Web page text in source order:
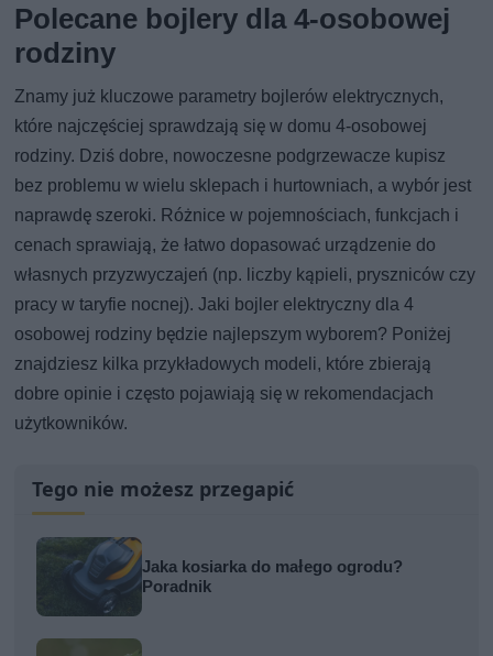
Polecane bojlery dla 4-osobowej
rodziny
Znamy już kluczowe parametry bojlerów elektrycznych,
które najczęściej sprawdzają się w domu 4‑osobowej
rodziny. Dziś dobre, nowoczesne podgrzewacze kupisz
bez problemu w wielu sklepach i hurtowniach, a wybór jest
naprawdę szeroki. Różnice w pojemnościach, funkcjach i
cenach sprawiają, że łatwo dopasować urządzenie do
własnych przyzwyczajeń (np. liczby kąpieli, pryszniców czy
pracy w taryfie nocnej). Jaki bojler elektryczny dla 4
osobowej rodziny będzie najlepszym wyborem? Poniżej
znajdziesz kilka przykładowych modeli, które zbierają
dobre opinie i często pojawiają się w rekomendacjach
użytkowników.
Tego nie możesz przegapić
Jaka kosiarka do małego ogrodu?
Poradnik